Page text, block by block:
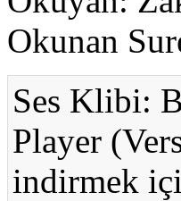
Okunan
Ses Klibi:
Player
indirmek